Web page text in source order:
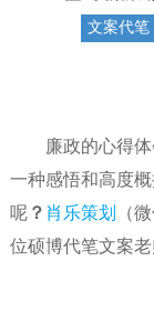
文案代笔
廉政的心得
一种感悟和高度
呢？ 肖乐策划
（
位硕博代笔文案老